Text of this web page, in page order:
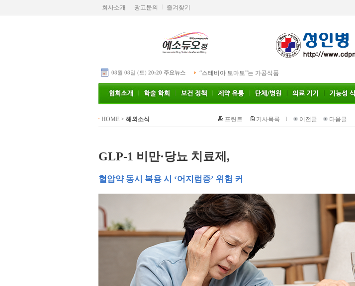
회사소개 광고문의 즐겨찾기
08월 08일 (토) 20:20 주요뉴스 “스테비아 토마토”는 가공식품
HOME> 해외소식 프린트 기사목록 l 이전글 다음글
GLP-1 비만·당뇨 치료제,
혈압약 동시 복용 시 ‘어지럼증’ 위험 커